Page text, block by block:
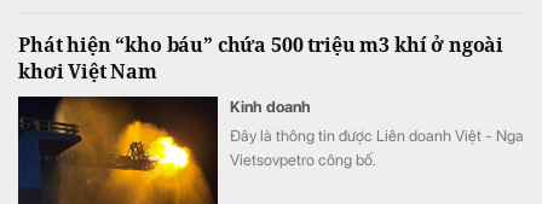
Phát hiện “kho báu” chứa 500 triệu m3 khí ở ngoài
khơi Việt Nam
Kinh doanh
Đây là thông tin được Liên doanh Việt - Nga
Vietsovpetro công bố.